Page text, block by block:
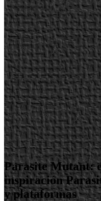
Parasite Mutant:
inspiración
y plataformas